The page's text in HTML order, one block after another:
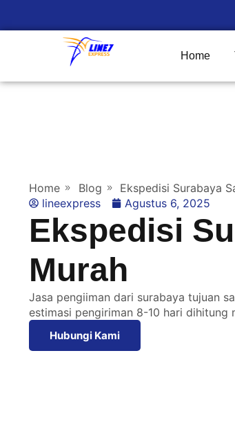
Home
Home Blog
Ekspedisi Surabaya
lineexpress
Agustus 6, 2025
Ekspedisi
Murah
Jasa pengiiman dari surabaya tujuan
estimasi pengiriman 8-10 hari dihitung
Hubungi Kami